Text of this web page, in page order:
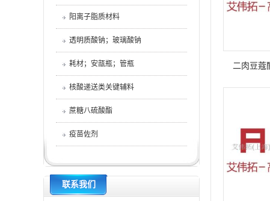
阳离子脂质材料
透明质酸钠；玻璃酸钠
耗材；安瓿瓶；管瓶
核酸递送类关键辅料
蔗糖八硫酸酯
疫苗佐剂
联系我们
二肉豆蔻